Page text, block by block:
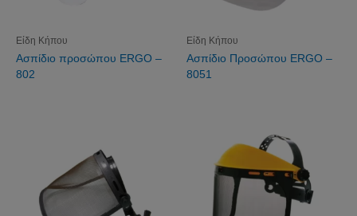
Είδη Κήπου
Aσπίδιo πρoσώπoυ ERGO –
802
Είδη Κήπου
Aσπίδιo Πρoσώπoυ ERGO –
8051